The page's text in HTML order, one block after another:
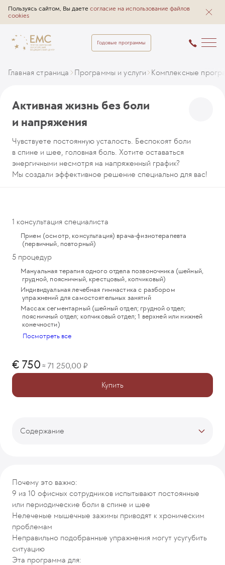
Пользуясь сайтом, Вы даете согласие на использование файлов
cookies
Годовые программы
Главная страница Программы и услуги Комплексные
Активная жизнь без боли
и напряжения
Чувствуете постоянную усталость. Беспокоят боли
в спине и шее, головная боль. Хотите оставаться
энергичными несмотря на напряженный график?
Мы создали эффективное решение специально для вас!
1 консультация специалиста
Прием (осмотр, консультация) врача-физиотерапевта
(первичный, повторный)
5 процедур
Мануальная терапия одного отдела позвоночника (шейный,
грудной, поясничный, крестцовый, копчиковый)
Индивидуальная лечебная гимнастика с разбором
упражнений для самостоятельных занятий
Массаж сегментарный (шейный отдел; грудной отдел;
поясничный отдел; копчиковый отдел; 1 верхней или нижней
конечности)
Посмотреть все
Купить
750 ≈ 71 250,00
Содержание
Врачи-кураторы
Отзывы
Рекомендуемые программы
Почему это важно:
9 из 10 офисных сотрудников испытывают постоянные
или периодические боли в спине и шее
Нелеченые мышечные зажимы приводят к хроническим
проблемам
Неправильно подобранные упражнения могут усугубить
ситуацию
Эта программа для: